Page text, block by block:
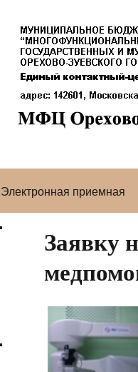
Электронная приемная
Заявку